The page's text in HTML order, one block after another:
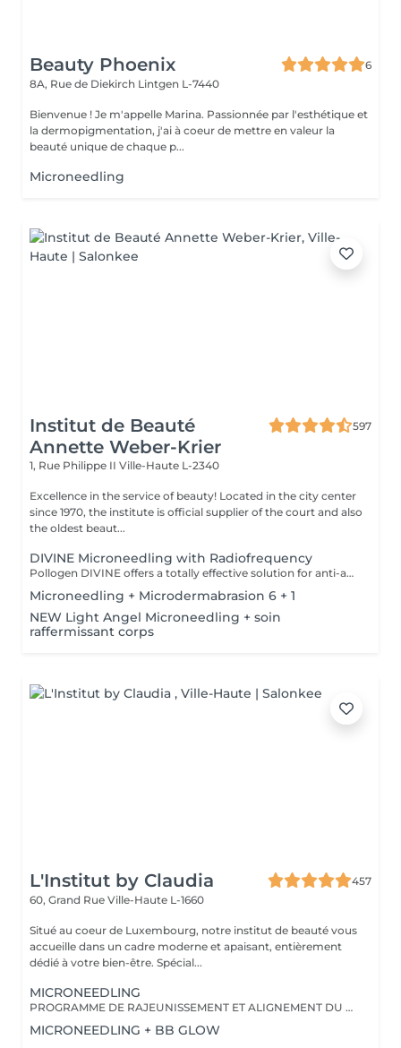
Beauty Phoenix
6
8A, Rue de Diekirch Lintgen L-7440
Bienvenue ! Je m'appelle Marina. Passionnée par l'esthétique et
la dermopigmentation, j'ai à coeur de mettre en valeur la
beauté unique de chaque p...
Microneedling
Institut de Beauté
Annette Weber-Krier
597
1, Rue Philippe II Ville-Haute L-2340
Excellence in the service of beauty! Located in the city center
since 1970, the institute is official supplier of the court and also
the oldest beaut...
DIVINE Microneedling with Radiofrequency
Pollogen DIVINE offers a totally effective solution for anti-aging treatments, but also for more difficult-to-treat areas such as the neck, lip contours and eyes. It is a unique combination of 3 medico-aesthetic technologies (VoluDerm microneedling RF + TriFractional + Ultrasound) which allows the renewal of the dermis and the epidermis. The result is significant and clearly visible, the skin looks young. The DIVINE Pollogen offers more volume, reduction of scars, firming of the skin and this without pain, without bruising, without bleeding and without revalidation time.
Microneedling + Microdermabrasion 6 + 1
NEW Light Angel Microneedling + soin
raffermissant corps
L'Institut by Claudia
457
60, Grand Rue Ville-Haute L-1660
Situé au coeur de Luxembourg, notre institut de beauté vous
accueille dans un cadre moderne et apaisant, entièrement
dédié à votre bien-être. Spécial...
MICRONEEDLING
PROGRAMME DE RAJEUNISSEMENT ET ALIGNEMENT DU TEINT DE LA PEAU
MICRONEEDLING + BB GLOW